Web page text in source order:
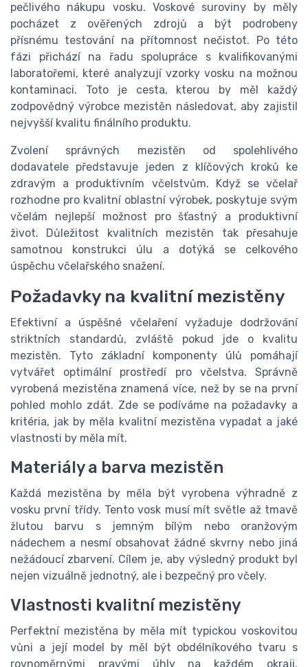
pečlivého nákupu vosku. Voskové suroviny by měly
pocházet z ověřených zdrojů a být podrobeny
přísnému testování na přítomnost nečistot. Po této
fázi přichází na řadu spolupráce s kvalifikovanými
laboratořemi, které analyzují vzorky vosku na možnou
kontaminaci. Toto je cesta, kterou by měl každý
zodpovědný výrobce mezistěn následovat, aby zajistil
nejvyšší kvalitu finálního produktu.
Zvolení správných mezistěn od spolehlivého
dodavatele představuje jeden z klíčových kroků ke
zdravým a produktivním včelstvům. Když se včelař
rozhodne pro kvalitní oblastní výrobek, poskytuje svým
včelám nejlepší možnost pro šťastný a produktivní
život. Důležitost kvalitních mezistěn tak přesahuje
samotnou konstrukci úlu a dotýká se celkového
úspěchu včelařského snažení.
Požadavky na kvalitní mezistěny
Efektivní a úspěšné včelaření vyžaduje dodržování
striktních standardů, zvláště pokud jde o kvalitu
mezistěn. Tyto základní komponenty úlů pomáhají
vytvářet optimální prostředí pro včelstva. Správně
vyrobená mezistěna znamená více, než by se na první
pohled mohlo zdát. Zde se podíváme na požadavky a
kritéria, jak by měla kvalitní mezistěna vypadat a jaké
vlastnosti by měla mít.
Materiály a barva mezistěn
Každá mezistěna by měla být vyrobena výhradně z
vosku první třídy. Tento vosk musí mít světle až tmavě
žlutou barvu s jemným bílým nebo oranžovým
nádechem a nesmí obsahovat žádné skvrny nebo jiná
nežádoucí zbarvení. Cílem je, aby výsledný produkt byl
nejen vizuálně jednotný, ale i bezpečný pro včely.
Vlastnosti kvalitní mezistěny
Perfektní mezistěna by měla mít typickou voskovitou
vůni a její model by měl být obdélníkového tvaru s
rovnoměrnými pravými úhly na každém okraji.